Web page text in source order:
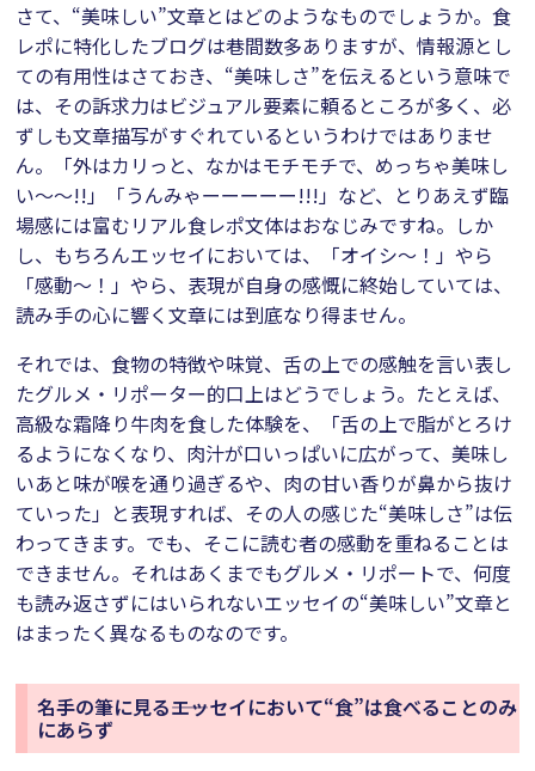
さて、“美味しい”文章とはどのようなものでしょうか。食
レポに特化したブログは巷間数多ありますが、情報源とし
ての有用性はさておき、“美味しさ”を伝えるという意味で
は、その訴求力はビジュアル要素に頼るところが多く、必
ずしも文章描写がすぐれているというわけではありませ
ん。「外はカリっと、なかはモチモチで、めっちゃ美味し
い～～!!」「うんみゃーーーーー!!!」など、とりあえず臨
場感には富むリアル食レポ文体はおなじみですね。しか
し、もちろんエッセイにおいては、「オイシ～！」やら
「感動～！」やら、表現が自身の感慨に終始していては、
読み手の心に響く文章には到底なり得ません。
それでは、食物の特徴や味覚、舌の上での感触を言い表し
たグルメ・リポーター的口上はどうでしょう。たとえば、
高級な霜降り牛肉を食した体験を、「舌の上で脂がとろけ
るようになくなり、肉汁が口いっぱいに広がって、美味し
いあと味が喉を通り過ぎるや、肉の甘い香りが鼻から抜け
ていった」と表現すれば、その人の感じた“美味しさ”は伝
わってきます。でも、そこに読む者の感動を重ねることは
できません。それはあくまでもグルメ・リポートで、何度
も読み返さずにはいられないエッセイの“美味しい”文章と
はまったく異なるものなのです。
名手の筆に見る――エッセイにおいて“食”は食べることのみ
にあらず